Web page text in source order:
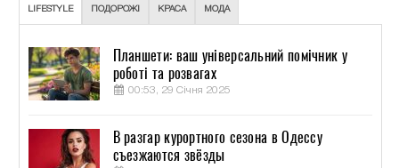
LIFESTYLE ПОДОРОЖІ КРАСА МОДА
Планшети: ваш універсальний помічник у
роботі та розвагах
00:53, 29 Січня 2025
В разгар курортного сезона в Одессу
съезжаются звёзды